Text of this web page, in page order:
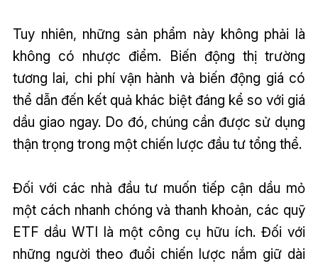
Tuy nhiên, những sản phẩm này không phải là
không có nhược điểm. Biến động thị trường
tương lai, chi phí vận hành và biến động giá có
thể dẫn đến kết quả khác biệt đáng kể so với giá
dầu giao ngay. Do đó, chúng cần được sử dụng
thận trọng trong một chiến lược đầu tư tổng thể.
Đối với các nhà đầu tư muốn tiếp cận dầu mỏ
một cách nhanh chóng và thanh khoản, các quỹ
ETF dầu WTI là một công cụ hữu ích. Đối với
những người theo đuổi chiến lược nắm giữ dài